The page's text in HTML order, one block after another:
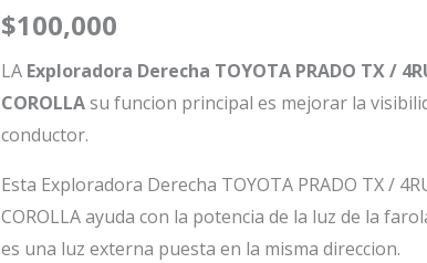
$100,000
LA Exploradora Derecha TOYOTA PRADO TX /
COROLLAsu funcion principal es mejorar la
conductor.
Esta Exploradora Derecha TOYOTA PRADO TX /
COROLLA ayuda con la potencia de la luz de la
es una luz externa puesta en la misma direccion.
TX/4RUNNER/COROLLA
cantidad